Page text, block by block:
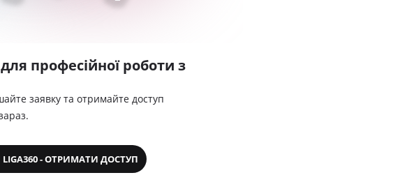
професійної роботи з
заявку та отримайте доступ
- ОТРИМАТИ ДОСТУП